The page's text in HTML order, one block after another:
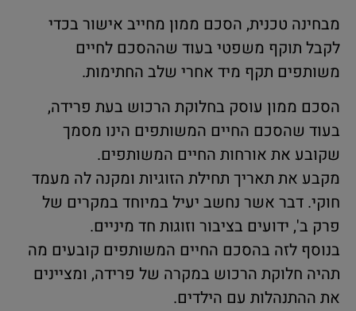
מבחינה טכנית, הסכם ממון מחייב אישור בכדי
לקבל תוקף משפטי בעוד שההסכם לחיים
משותפים תקף מיד אחרי שלב החתימות.
הסכם ממון עוסק בחלוקת הרכוש בעת פרידה,
בעוד שהסכם החיים המשותפים הינו מסמך
שקובע את אורחות החיים המשותפים.
מקבע את תאריך תחילת הזוגיות ומקנה לה מעמד
חוקי. דבר אשר נחשב יעיל במיוחד במקרים של
פרק ב', ידועים בציבור וזוגות חד מיניים.
בנוסף לזה בהסכם החיים המשותפים קובעים מה
תהיה חלוקת הרכוש במקרה של פרידה, ומציינים
את ההתנהלות עם הילדים.